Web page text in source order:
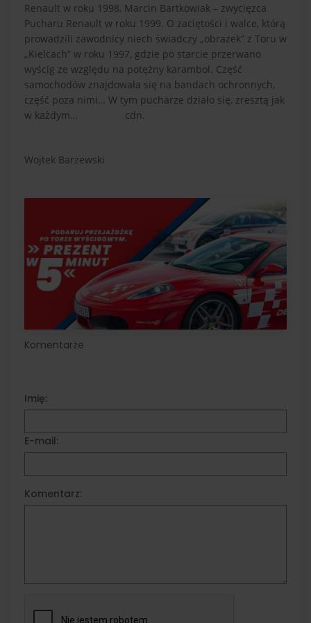
Renault w roku 1998, Marcin Bartkowiak – zwycięzca
Pucharu Renault w roku 1999. O zaciętości i walce, którą
prowadzili zawodnicy niech świadczy „obrazek” z Toru w
„Kielcach” w roku 1997, gdzie po starcie przerwano
wyścig ze względu na potężny karambol. Część
samochodów znajdowała się na bandach ochronnych,
część poza nimi… W tym pucharze działo się, zresztą jak
w każdym… cdn.
Wojtek Barzewski
Komentarze
Imię:
E-mail:
Komentarz: